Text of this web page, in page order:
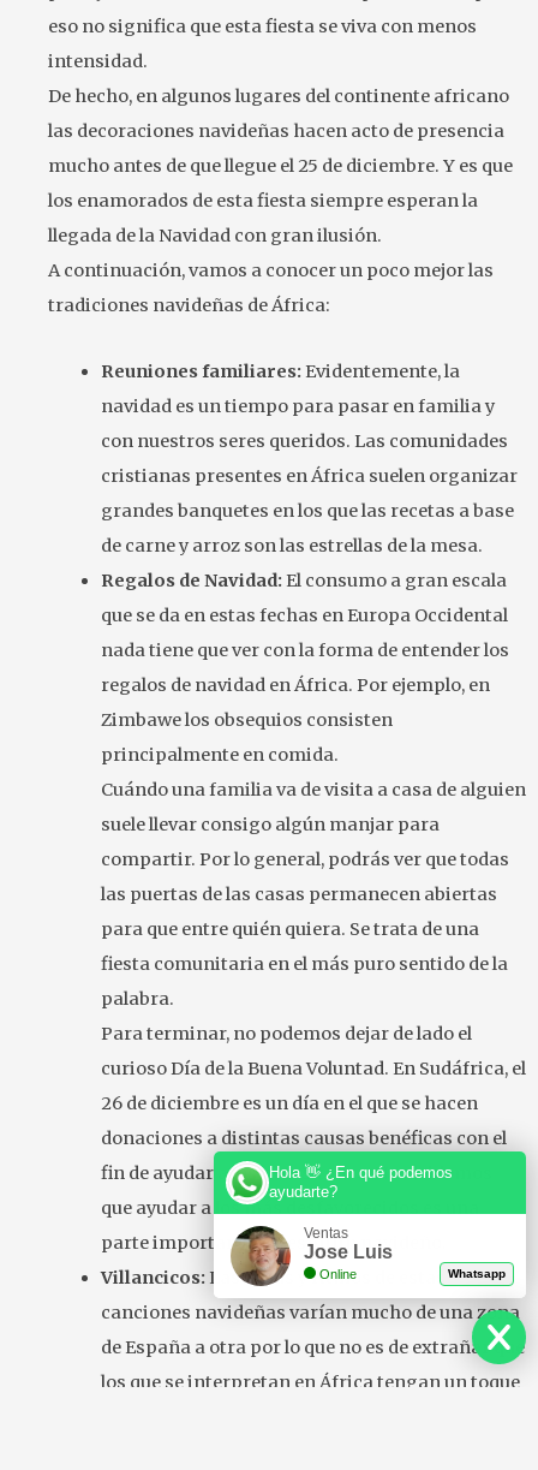
eso no significa que esta fiesta se viva con menos
intensidad.
De hecho, en algunos lugares del continente africano
las decoraciones navideñas hacen acto de presencia
mucho antes de que llegue el 25 de diciembre. Y es que
los enamorados de esta fiesta siempre esperan la
llegada de la Navidad con gran ilusión.
A continuación, vamos a conocer un poco mejor las
tradiciones navideñas de África:
Reuniones familiares:Evidentemente, la
navidad es un tiempo para pasar en familia y
con nuestros seres queridos. Las comunidades
cristianas presentes en África suelen organizar
grandes banquetes en los que las recetas a base
de carne y arroz son las estrellas de la mesa.
Regalos de Navidad:El consumo a gran escala
que se da en estas fechas en Europa Occidental
nada tiene que ver con la forma de entender los
regalos de navidad en África. Por ejemplo, en
Zimbawe los obsequios consisten
principalmente en comida.
Cuándo una familia va de visita a casa de alguien
suele llevar consigo algún manjar para
compartir. Por lo general, podrás ver que todas
las puertas de las casas permanecen abiertas
para que entre quién quiera. Se trata de una
fiesta comunitaria en el más puro sentido de la
palabra.
Para terminar, no podemos dejar de lado el
curioso Día de la Buena Voluntad. En Sudáfrica, el
26 de diciembre es un día en el que se hacen
donaciones a distintas causas benéficas con el
fin de ayudar a los necesitados. No olvidemos
que ayudar a los más desfavorecidos es una
parte importante del espíritu navideño.
Villancicos: Las letras y ritmos de estas
canciones navideñas varían mucho de una zona
de España a otra por lo que no es de extrañar que
los que se interpretan en África tengan un toque
Hola 👋 ¿En qué podemos
ayudarte?
Ventas
Jose Luis
Online Whatsapp